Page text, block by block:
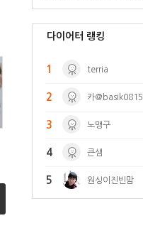
다이어터 랭킹
1 terria
2 카@basik0815
3 노맹구
4 큰샘
5 원싱이진빈맘